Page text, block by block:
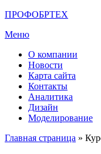
Перейти
содержимому
ПРОФОБРТЕХ
Меню
О компании
Новости
Карта сайта
Контакты
Аналитика
Дизайн
Моделирование
Главная страница »